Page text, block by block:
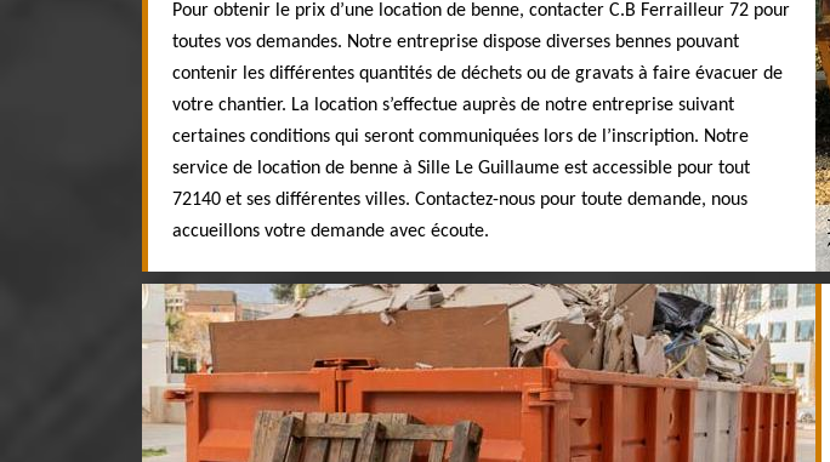
Pour obtenir le prix d’une location de benne, contacter C.B Ferrailleur 72 pour
toutes vos demandes. Notre entreprise dispose diverses bennes pouvant
contenir les différentes quantités de déchets ou de gravats à faire évacuer de
votre chantier. La location s’effectue auprès de notre entreprise suivant
certaines conditions qui seront communiquées lors de l’inscription. Notre
service de location de benne à Sille Le Guillaume est accessible pour tout
72140 et ses différentes villes. Contactez-nous pour toute demande, nous
accueillons votre demande avec écoute.